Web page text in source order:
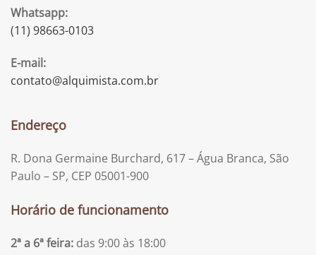
Whatsapp:
(11) 98663-0103
E-mail:
contato@alquimista.com.br
Endereço
R. Dona Germaine Burchard, 617 – Água Branca, São
Paulo – SP, CEP 05001-900
Horário de funcionamento
2ª a 6ª feira: das 9:00 às 18:00